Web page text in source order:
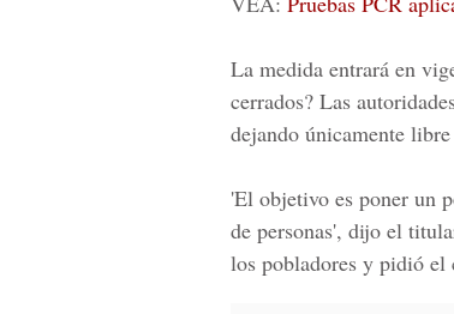
La medida entrará en
cerrados? Las
dejando únicamente
'El objetivo es poner un
de personas', dijo el
los pobladores y pidió